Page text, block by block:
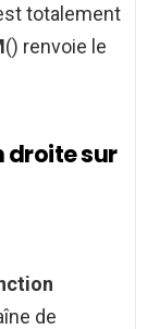
totalement
() renvoie le
droite sur
de